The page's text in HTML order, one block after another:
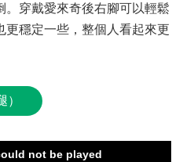
。穿戴愛來奇後右腳可以輕鬆
更穩定一些，整個人看起來更
not be played